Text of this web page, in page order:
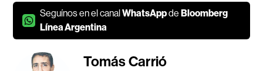
Seguínos en el canalWhatsAppdeBloomberg
Línea Argentina
Tomás Carrió